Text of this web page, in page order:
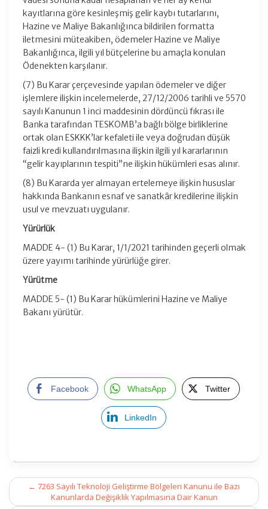
kayıtlarına göre kesinleşmiş gelir kaybı tutarlarını,
Hazine ve Maliye Bakanlığınca bildirilen formatta
iletmesini müteakiben, ödemeler Hazine ve Maliye
Bakanlığınca, ilgili yıl bütçelerine bu amaçla konulan
Ödenekten karşılanır.
(7) Bu Karar çerçevesinde yapılan ödemeler ve diğer
işlemlere ilişkin incelemelerde, 27/12/2006 tarihli ve 5570
sayılı Kanunun 1 inci maddesinin dördüncü fıkrası ile
Banka tarafından TESKOMB’a bağlı bölge birliklerine
ortak olan ESKKK’lar kefaleti ile veya doğrudan düşük
faizli kredi kullandırılmasına ilişkin ilgili yıl kararlarının
“gelir kayıplarının tespiti”ne ilişkin hükümleri esas alınır.
(8) Bu Kararda yer almayan ertelemeye ilişkin hususlar
hakkında Bankanın esnaf ve sanatkâr kredilerine ilişkin
usul ve mevzuatı uygulanır.
Yürürlük
MADDE 4- (1) Bu Karar, 1/1/2021 tarihinden geçerli olmak
üzere yayımı tarihinde yürürlüğe girer.
Yürütme
MADDE 5- (1) Bu Karar hükümlerini Hazine ve Maliye
Bakanı yürütür.
Facebook WhatsApp Twitter
LinkedIn
Post
navigation
← 7263 Sayılı Teknoloji Geliştirme Bölgeleri Kanunu ile Bazı
Kanunlarda Değişiklik Yapılmasına Dair Kanun